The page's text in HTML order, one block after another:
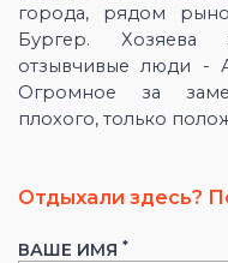
города, рядом
Бургер. Хозяева
отзывчивые люди -
Огромное за
плохого, только
Отдыхали здесь?
ВАШЕ ИМЯ *